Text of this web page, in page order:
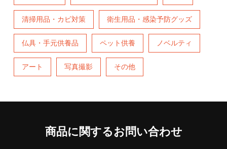
清掃用品・カビ対策 衛生用品・感染予防グッズ
仏具・手元供養品 ペット供養 ノベルティ
アート 写真撮影 その他
商品に関するお問い合わせ